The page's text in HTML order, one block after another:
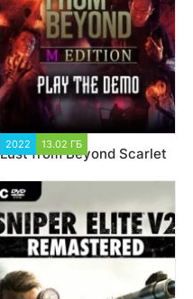
2022 13.02 ГБ
Lust from Beyond Scarlet